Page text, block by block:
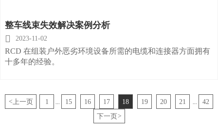
整车线束失效解决案例分析
 2023-11-02
RCD 在组装户外恶劣环境设备所需的电缆和连接器方面拥有
十多年的经验。
< 上一页 1 15 16 17 18 19 20 21
42
下一页>